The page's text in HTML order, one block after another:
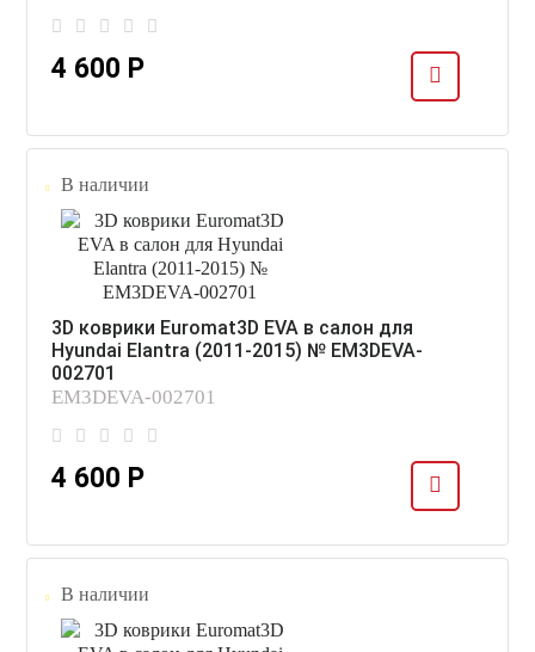
4 600 Р
В наличии
3D коврики Euromat3D EVA в салон для
Hyundai Elantra (2011-2015) № EM3DEVA-
002701
EM3DEVA-002701
4 600 Р
В наличии